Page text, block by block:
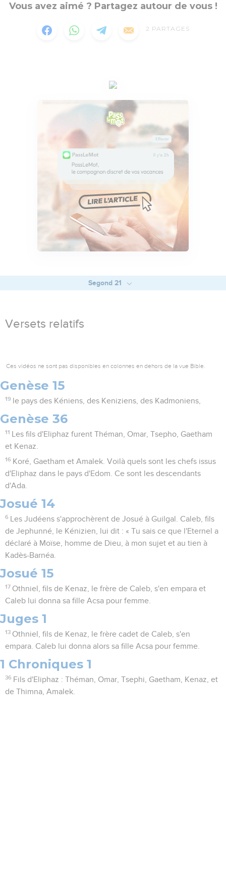
Vous avez aimé ? Partagez autour de vous !
2 PARTAGES
Segond 21
Versets relatifs
Ces vidéos ne sont pas disponibles en colonnes en dehors de la vue Bible.
Genèse 15
19 le pays des Kéniens, des Keniziens, des Kadmoniens,
Genèse 36
11
Les fils d'Eliphaz furent Théman, Omar, Tsepho, Gaetham
et Kenaz.
16 Koré, Gaetham et Amalek. Voilà quels sont les chefs issus
d'Eliphaz dans le pays d'Edom. Ce sont les descendants
d'Ada.
Josué 14
6
Les Judéens s'approchèrent de Josué à Guilgal. Caleb, fils
de Jephunné, le Kénizien, lui dit : « Tu sais ce que l'Eternel a
déclaré à Moïse, homme de Dieu, à mon sujet et au tien à
Kadès-Barnéa.
Josué 15
17 Othniel, fils de Kenaz, le frère de Caleb, s'en empara et
Caleb lui donna sa fille Acsa pour femme.
Juges 1
13 Othniel, fils de Kenaz, le frère cadet de Caleb, s'en
empara. Caleb lui donna alors sa fille Acsa pour femme.
1 Chroniques 1
36 Fils d'Eliphaz : Théman, Omar, Tsephi, Gaetham, Kenaz, et
de Thimna, Amalek.